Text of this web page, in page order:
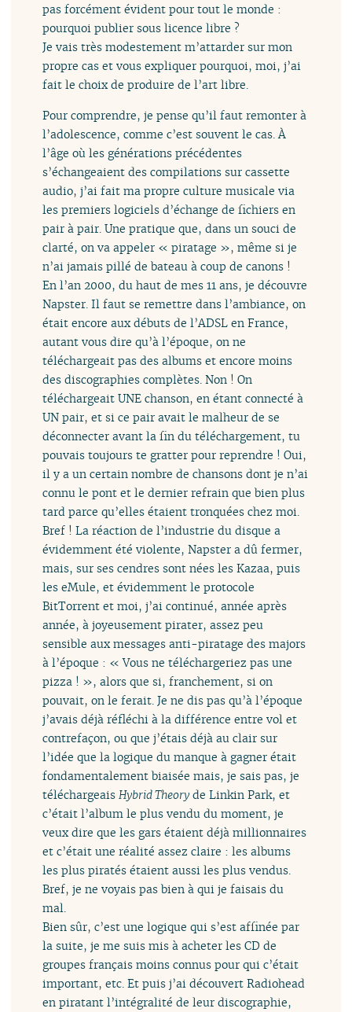
pas forcément évident pour tout le monde :
pourquoi publier sous licence libre ?
Je vais très modestement m’attarder sur mon
propre cas et vous expliquer pourquoi, moi, j’ai
fait le choix de produire de l’art libre.
Pour comprendre, je pense qu’il faut remonter à
l’adolescence, comme c’est souvent le cas. À
l’âge où les générations précédentes
s’échangeaient des compilations sur cassette
audio, j’ai fait ma propre culture musicale via
les premiers logiciels d’échange de fichiers en
pair à pair. Une pratique que, dans un souci de
clarté, on va appeler « piratage », même si je
n’ai jamais pillé de bateau à coup de canons !
En l’an 2000, du haut de mes 11 ans, je découvre
Napster. Il faut se remettre dans l’ambiance, on
était encore aux débuts de l’ADSL en France,
autant vous dire qu’à l’époque, on ne
téléchargeait pas des albums et encore moins
des discographies complètes. Non ! On
téléchargeait UNE chanson, en étant connecté à
UN pair, et si ce pair avait le malheur de se
déconnecter avant la fin du téléchargement, tu
pouvais toujours te gratter pour reprendre ! Oui,
il y a un certain nombre de chansons dont je n’ai
connu le pont et le dernier refrain que bien plus
tard parce qu’elles étaient tronquées chez moi.
Bref ! La réaction de l’industrie du disque a
évidemment été violente, Napster a dû fermer,
mais, sur ses cendres sont nées les Kazaa, puis
les eMule, et évidemment le protocole
BitTorrent et moi, j’ai continué, année après
année, à joyeusement pirater, assez peu
sensible aux messages anti-piratage des majors
à l’époque : « Vous ne téléchargeriez pas une
pizza ! », alors que si, franchement, si on
pouvait, on le ferait. Je ne dis pas qu’à l’époque
j’avais déjà réfléchi à la différence entre vol et
contrefaçon, ou que j’étais déjà au clair sur
l’idée que la logique du manque à gagner était
fondamentalement biaisée mais, je sais pas, je
téléchargeais Hybrid Theory de Linkin Park, et
c’était l’album le plus vendu du moment, je
veux dire que les gars étaient déjà millionnaires
et c’était une réalité assez claire : les albums
les plus piratés étaient aussi les plus vendus.
Bref, je ne voyais pas bien à qui je faisais du
mal.
Bien sûr, c’est une logique qui s’est affinée par
la suite, je me suis mis à acheter les CD de
groupes français moins connus pour qui c’était
important, etc. Et puis j’ai découvert Radiohead
en piratant l’intégralité de leur discographie,